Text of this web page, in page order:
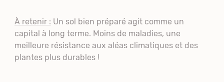
À retenir : Un sol bien préparé agit comme un
capital à long terme. Moins de maladies, une
meilleure résistance aux aléas climatiques et des
plantes plus durables !